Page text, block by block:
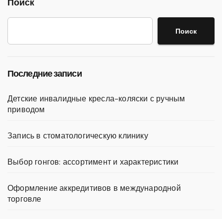
Поиск
Поиск
Последние записи
Детские инвалидные кресла-коляски с ручным
приводом
Запись в стоматологическую клинику
Выбор гонгов: ассортимент и характеристики
Оформление аккредитивов в международной
торговле